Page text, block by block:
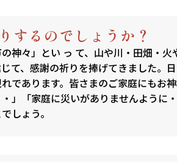
するのでしょうか？
神々」とい っ て、山や川・田畑・
て、感謝の祈りを捧げてきました。
であります。皆さまのご家庭にもお
」「家庭に災いがありませんよう
しょう。